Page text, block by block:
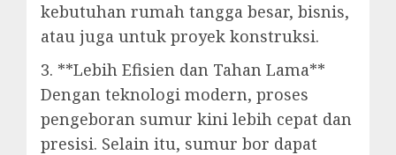
kebutuhan rumah tangga besar, bisnis,
atau juga untuk proyek konstruksi.
3. **Lebih Efisien dan Tahan Lama**
Dengan teknologi modern, proses
pengeboran sumur kini lebih cepat dan
presisi. Selain itu, sumur bor dapat